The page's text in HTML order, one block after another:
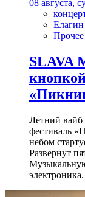
08 августа,
Елагин
Прочее
SLAVA
Летний вайб
фестиваль
небом
Развернут